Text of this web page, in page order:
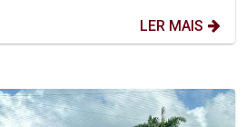
LER MAIS